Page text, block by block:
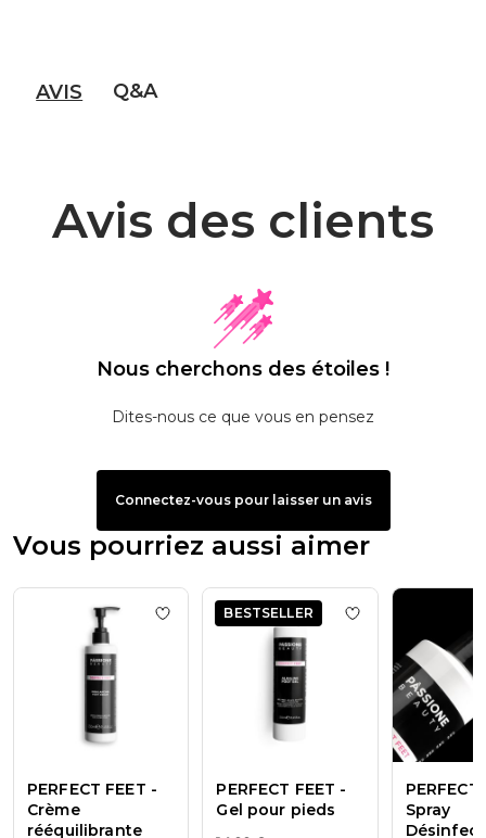
AVIS Q&A
Avis des clients
Nous cherchons des étoiles !
Dites-nous ce que vous en pensez
Connectez-vous pour laisser un avis
Vous pourriez aussi aimer
Add to wishlist PERFECT FEET - Crème
PERFECT FEET -
Crème
rééquilibrante
BESTSELLER Add to wishlist
PERFECT FEET -
Gel pour pieds
PERFECT
Spray